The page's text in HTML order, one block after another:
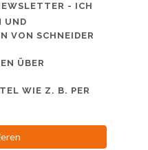
- ICH
UND
VON SCHNEIDER
ÜBER
WIE Z. B. PER